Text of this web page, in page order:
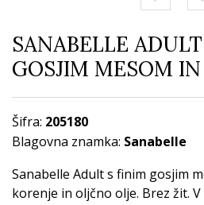
SANABELLE
GOSJIM MESOM
Šifra: 205180
Blagovna znamka: Sanabelle
Sanabelle Adult s finim gosjim
korenje in oljčno olje. Brez žit. V